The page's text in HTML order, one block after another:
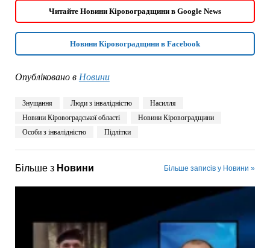
Читайте Новини Кіровоградщини в Google News
Новини Кіровоградщини в Facebook
Опубліковано в Новини
Знущання Люди з інвалідністю
Насилля
Новини Кіровоградської області
Новини Кіровоградщини
Особи з інвалідністю
Підлітки
Більше з Новини Більше записів у Новини »